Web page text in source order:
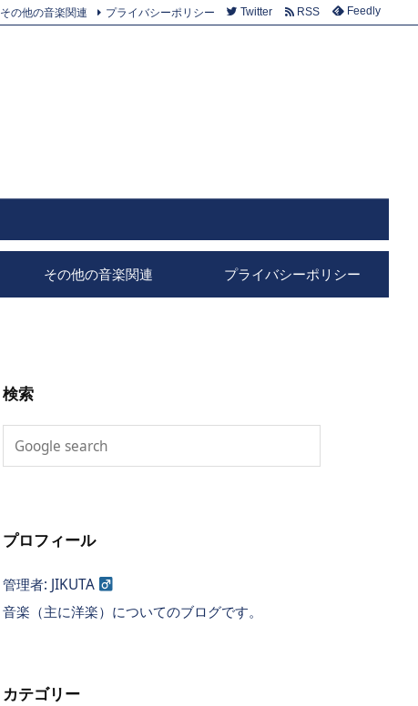
その他の音楽関連 プライバシーポリシー
その他の音楽関連 プライバシーポリシー Twitter RSS Feedly
検索
プロフィール
管理者: JIKUTA
音楽（主に洋楽）についてのブログです。
カテゴリー